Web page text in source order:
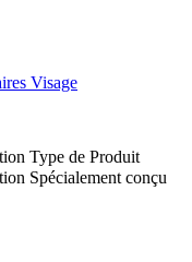
Visage
Type de Produit
Spécialement conçu